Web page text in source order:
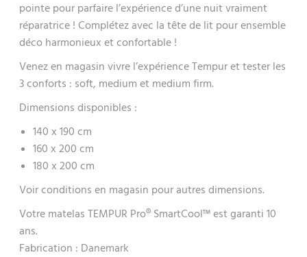
pointe pour parfaire l’expérience d’une nuit vraiment
réparatrice ! Complétez avec la tête de lit pour ensemble
déco harmonieux et confortable !
Venez en magasin vivre l’expérience Tempur et tester les
3 conforts : soft, medium et medium firm.
Dimensions disponibles :
140 x 190 cm
160 x 200 cm
180 x 200 cm
Voir conditions en magasin pour autres dimensions.
Votre matelas TEMPUR Pro® SmartCool™ est garanti 10
ans.
Fabrication : Danemark